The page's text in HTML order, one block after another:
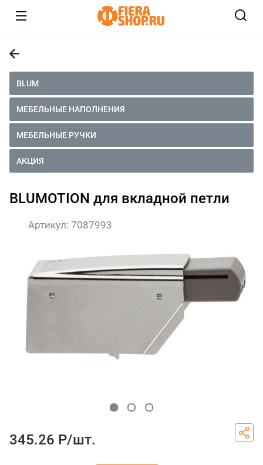
BLUM
МЕБЕЛЬНЫЕ НАПОЛНЕНИЯ
МЕБЕЛЬНЫЕ РУЧКИ
АКЦИЯ
BLUMOTION для вкладной петли
Артикул: 7087993
345.26 Р/шт.